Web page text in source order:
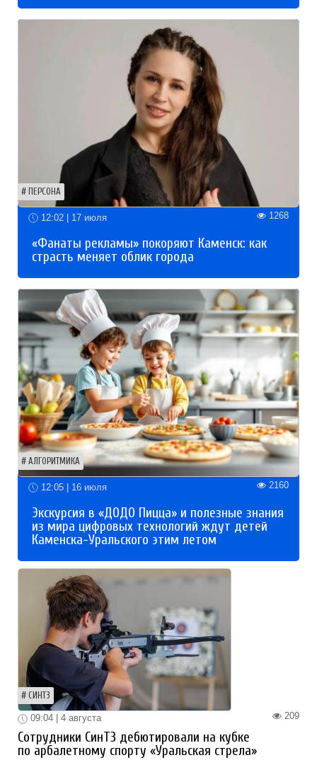
ПЕРСОНА
12:02 | 17 июля 1268
«Фанаты рекламы» покоряют Каменск: как
страсть меняет облик города
АЛГОРИТМИКА
12:05 | 16 июля 2160
Экскурсия в «ДОДО Пицца» и полезные знания
из мира цифровых технологий ждут детей
Каменска-Уральского этим летом
СИНТЗ
209
09:04 | 4 августа
Сотрудники СинТЗ дебютировали на кубке
по арбалетному спорту «Уральская стрела»